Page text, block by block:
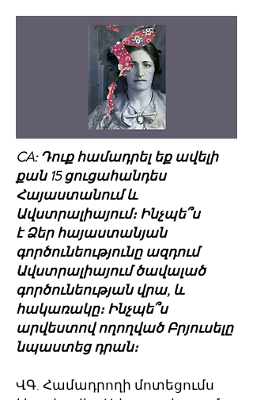
CA: Դուք համադրել եք ավելի
քան 15 ցուցահանդես
Հայաստանում և
Ավստրալիայում։ Ինչպե՞ս
է Ձեր հայաստանյան
գործունեությունը ազդում
Ավստրալիայում ծավալած
գործունեության վրա, և
հակառակը։ Ինչպե՞ս
արվեստով ողողված Բրյուսելը
նպաստեց դրան։
ՎԳ. Համադրողի մոտեցումս